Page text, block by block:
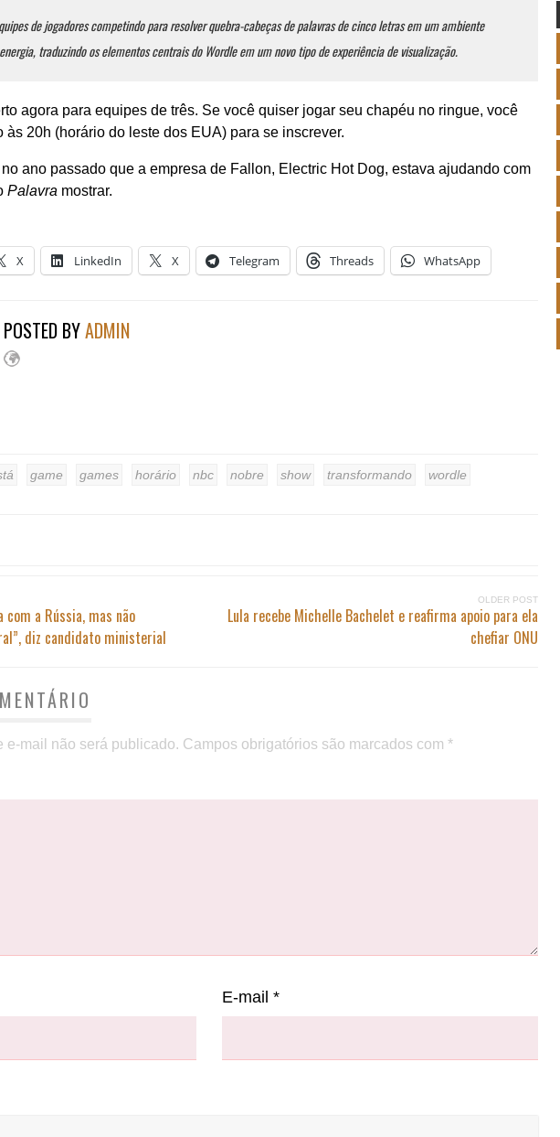
de jogadores competindo para resolver quebra-cabeças de palavras de cinco letras em um ambiente
traduzindo os elementos centrais do Wordle em um novo tipo de experiência de visualização.
agora para equipes de três. Se você quiser jogar seu chapéu no ringue, você
às 20h (horário do leste dos EUA) para se inscrever.
ano passado que a empresa de Fallon, Electric Hot Dog, estava ajudando com
Palavra mostrar.
X LinkedIn X Telegram Threads WhatsApp
POSTED BYADMIN
game games horário nbc nobre show transformando wordle
a Rússia, mas não
diz candidato ministerial
OLDER POST
Lula recebe Michelle Bachelet e reafirma apoio para ela
chefiar ONU
e-mail não será publicado. Campos obrigatórios são marcados com *
E-mail*